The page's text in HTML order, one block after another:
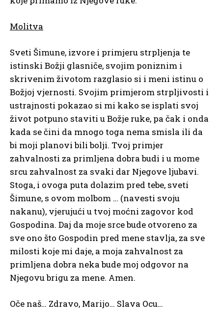
Molitva
Sveti Šimune, izvore i primjeru strpljenja te
istinski Božji glasniče, svojim poniznim i
skrivenim životom razglasio si i meni istinu o
Božjoj vjernosti. Svojim primjerom strpljivosti i
ustrajnosti pokazao si mi kako se isplati svoj
život potpuno staviti u Božje ruke, pa čak i onda
kada se čini da mnogo toga nema smisla ili da
bi moji planovi bili bolji. Tvoj primjer
zahvalnosti za primljena dobra budi i u mome
srcu zahvalnost za svaki dar Njegove ljubavi.
Stoga, i ovoga puta dolazim pred tebe, sveti
Šimune, s ovom molbom … (navesti svoju
nakanu), vjerujući u tvoj moćni zagovor kod
Gospodina. Daj da moje srce bude otvoreno za
sve ono što Gospodin pred mene stavlja, za sve
milosti koje mi daje, a moja zahvalnost za
primljena dobra neka bude moj odgovor na
Njegovu brigu za mene. Amen.
Oče naš… Zdravo, Marijo… Slava Ocu…